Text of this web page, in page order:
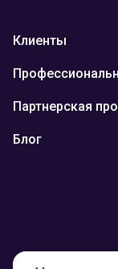
Клиенты
Партнерская
Блог